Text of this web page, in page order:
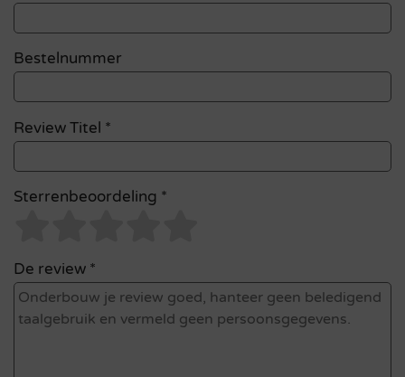
Bestelnummer
Review Titel *
Sterrenbeoordeling *
De review *